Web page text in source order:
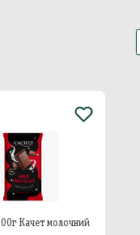
Качет молочний